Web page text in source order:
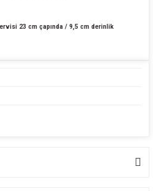
23 cm çapında / 9,5 cm derinlik